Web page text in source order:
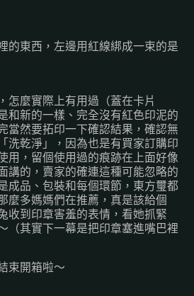
的東西，左邊用紅線綁成一束的是
怎麼實際上有用過（蓋在卡片
和新的一樣、完全沒有紅色印泥的
當然要拓印一下確認結果，確認無
洗乾淨」，因為也是有買家訂購印
用，留個使用過的痕跡在上面好像
講的，賣家的確連這種可能忽略的
成品、包裝和每個環節，東方璽都
麼多媽媽們在推薦，真是該給個
收到印章害羞的表情，看她抓緊
（其實下一幕是把印章塞進嘴巴裡
束開箱啦～